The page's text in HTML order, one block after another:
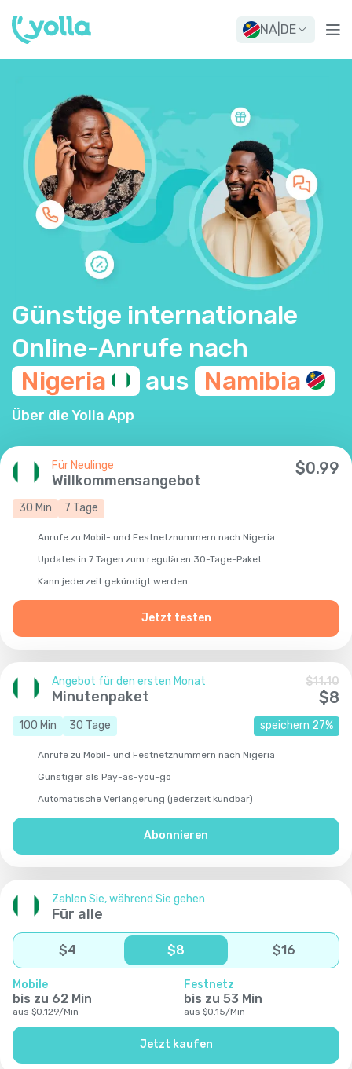
NA DE
Günstige internationale
Online-Anrufe nach
Nigeria
aus Namibia
Über die Yolla App
Für Neulinge
Willkommensangebot
$0.99
30 Min 7 Tage
Anrufe zu Mobil- und Festnetznummern nach Nigeria
Updates in 7 Tagen zum regulären 30-Tage-Paket
Kann jederzeit gekündigt werden
Jetzt testen
Angebot für den ersten Monat
Minutenpaket
$11.10
$8
100 Min 30 Tage speichern 27%
Anrufe zu Mobil- und Festnetznummern nach Nigeria
Günstiger als Pay-as-you-go
Automatische Verlängerung (jederzeit kündbar)
Abonnieren
Zahlen Sie, während Sie gehen
Für alle
$4 $8 $16
Mobile
bis zu 62 Min
aus $0.129/Min
Festnetz
bis zu 53 Min
aus $0.15/Min
Jetzt kaufen